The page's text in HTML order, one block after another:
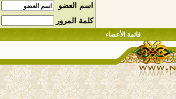
اسم العضو
كلمة المرور
قائمة الأعضاء